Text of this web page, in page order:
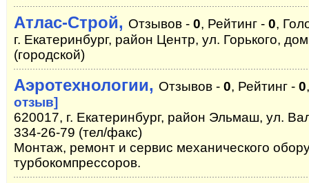
Атлас-Строй, Отзывов - 0, Рейтинг - 0,
г. Екатеринбург, район Центр, ул. Горького,
(городской)
Аэротехнологии, Отзывов - 0, Рейтинг - 0
отзыв]
620017, г. Екатеринбург, район Эльмаш, ул.
334-26-79 (тел/факс)
Монтаж, ремонт и сервис механического
турбокомпрессоров.